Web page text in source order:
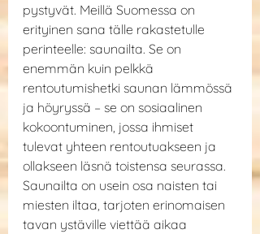
pystyvät. Meillä Suomessa on
erityinen sana tälle rakastetulle
perinteelle: saunailta. Se on
enemmän kuin pelkkä
rentoutumishetki saunan lämmössä
ja höyryssä – se on sosiaalinen
kokoontuminen, jossa ihmiset
tulevat yhteen rentoutuakseen ja
ollakseen läsnä toistensa seurassa.
Saunailta on usein osa naisten tai
miesten iltaa, tarjoten erinomaisen
tavan ystäville viettää aikaa